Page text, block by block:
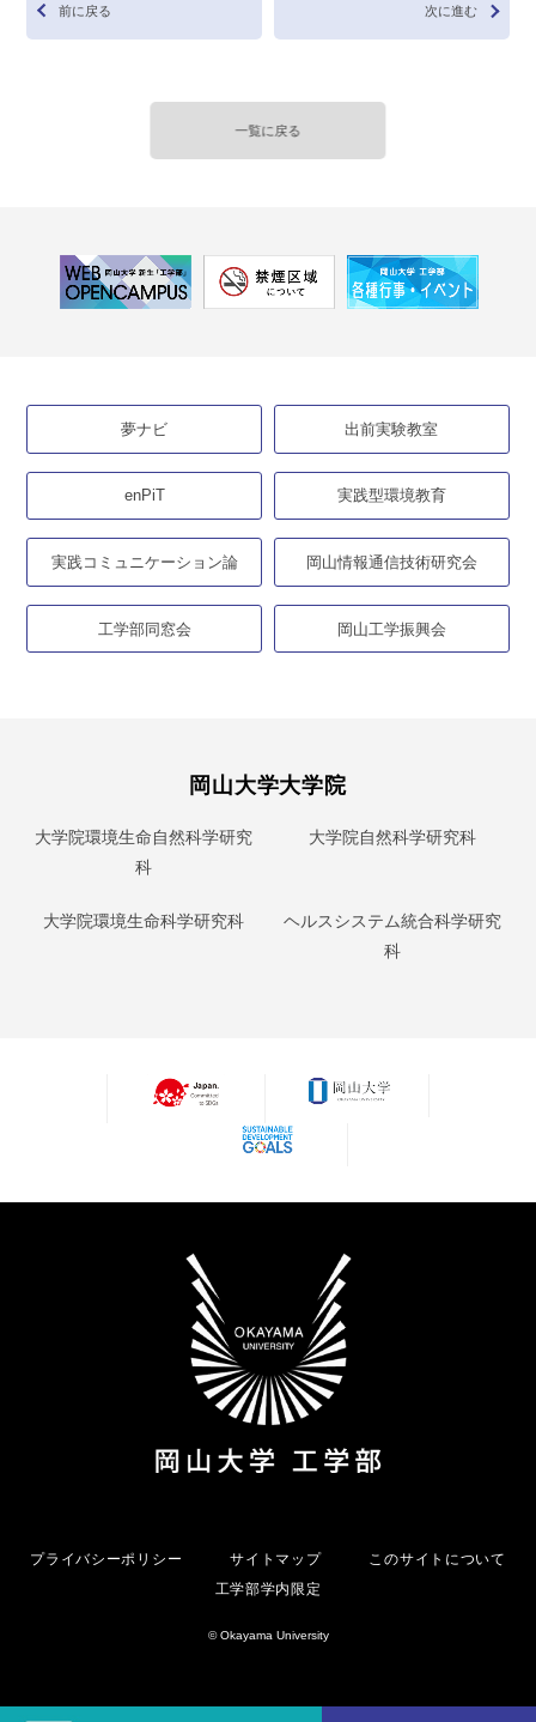
前に戻る
一覧に戻る
次に進む
夢ナビ 出前実験教室
enPiT 実践型環境教育
実践コミュニケーション論 岡山情報通信技術研究会
工学部同窓会 岡山工学振興会
岡山大学大学院
大学院環境生命自然科学研究
科
大学院自然科学研究科
大学院環境生命科学研究科
ヘルスシステム統合科学研究
科
プライバシーポリシー サイトマップ
このサイトについて
工学部学内限定
© Okayama University